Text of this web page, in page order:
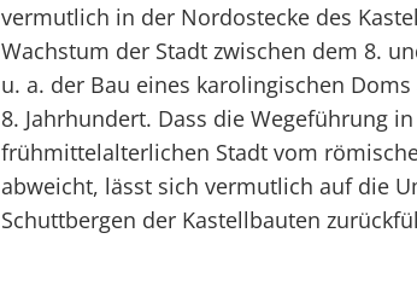
vermutlich in der Nordostecke des
Wachstum der Stadt zwischen dem 8.
u. a. der Bau eines karolingischen
8. Jahrhundert. Dass die Wegeführung
frühmittelalterlichen Stadt vom
abweicht, lässt sich vermutlich auf die
Schuttbergen der Kastellbauten